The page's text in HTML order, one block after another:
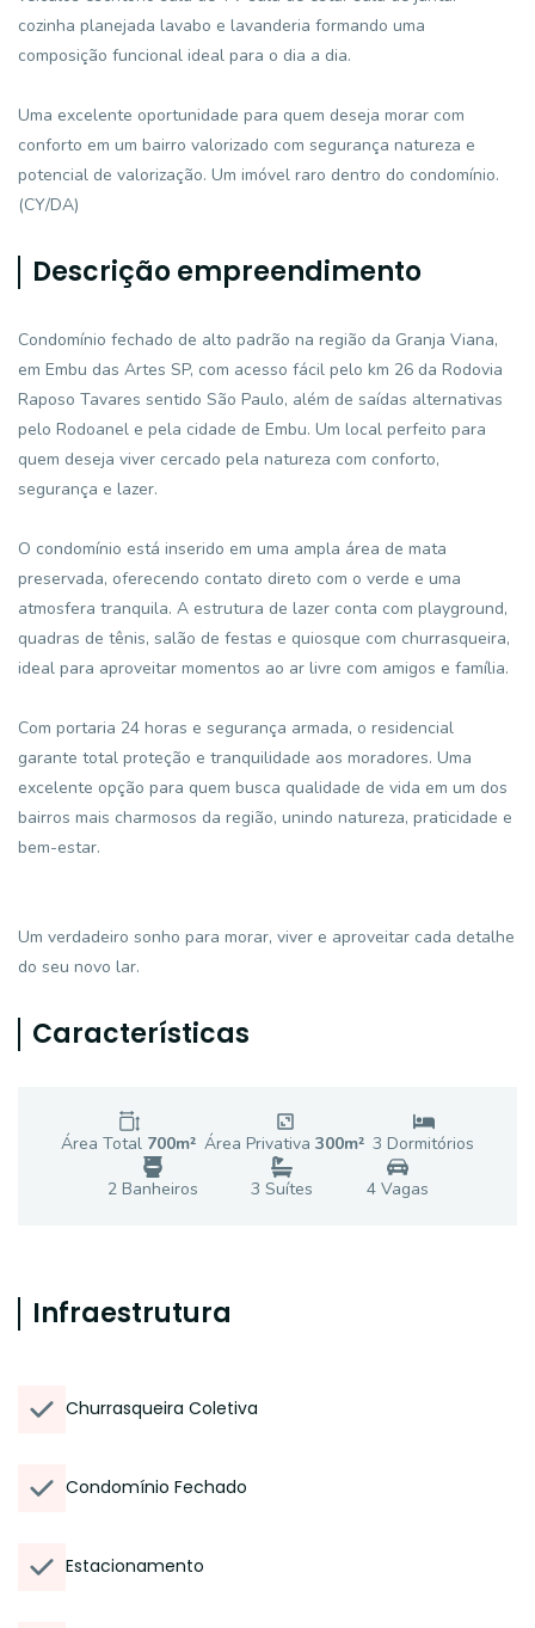
cozinha planejada lavabo e lavanderia formando uma
composição funcional ideal para o dia a dia.
Uma excelente oportunidade para quem deseja morar com
conforto em um bairro valorizado com segurança natureza e
potencial de valorização. Um imóvel raro dentro do condomínio.
(CY/DA)
Descrição empreendimento
Condomínio fechado de alto padrão na região da Granja Viana,
em Embu das Artes SP, com acesso fácil pelo km 26 da Rodovia
Raposo Tavares sentido São Paulo, além de saídas alternativas
pelo Rodoanel e pela cidade de Embu. Um local perfeito para
quem deseja viver cercado pela natureza com conforto,
segurança e lazer.
O condomínio está inserido em uma ampla área de mata
preservada, oferecendo contato direto com o verde e uma
atmosfera tranquila. A estrutura de lazer conta com playground,
quadras de tênis, salão de festas e quiosque com churrasqueira,
ideal para aproveitar momentos ao ar livre com amigos e família.
Com portaria 24 horas e segurança armada, o residencial
garante total proteção e tranquilidade aos moradores. Uma
excelente opção para quem busca qualidade de vida em um dos
bairros mais charmosos da região, unindo natureza, praticidade e
bem-estar.
Um verdadeiro sonho para morar, viver e aproveitar cada detalhe
do seu novo lar.
Características
Área Total 700m² Área Privativa 300m² 3 Dormitórios
2Banheiros 3 Suítes 4Vagas
Infraestrutura
Churrasqueira Coletiva
Condomínio Fechado
Estacionamento